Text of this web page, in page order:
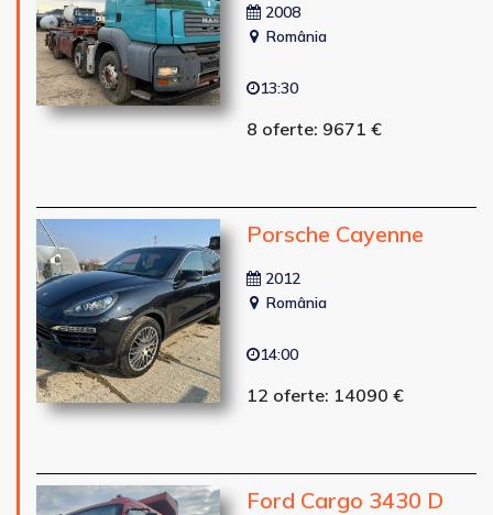
2008
România
13:30
8 oferte: 9671 €
Porsche Cayenne
2012
România
14:00
12 oferte: 14090 €
Ford Cargo 3430 D